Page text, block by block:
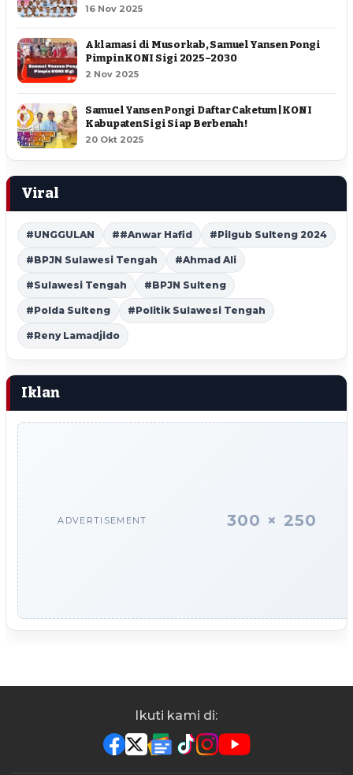
16 Nov 2025
Aklamasi di Musorkab, Samuel Yansen Pongi
Pimpin KONI Sigi 2025–2030
2 Nov 2025
Samuel Yansen Pongi Daftar Caketum | KONI
Kabupaten Sigi Siap Berbenah !
20 Okt 2025
Viral
#UNGGULAN ##Anwar Hafid #Pilgub Sulteng 2024
#BPJN Sulawesi Tengah #Ahmad Ali
#Sulawesi Tengah #BPJN Sulteng
#Polda Sulteng #Politik Sulawesi Tengah
#Reny Lamadjido
Iklan
ADVERTISEMENT 300 × 250
Ikuti kami di: